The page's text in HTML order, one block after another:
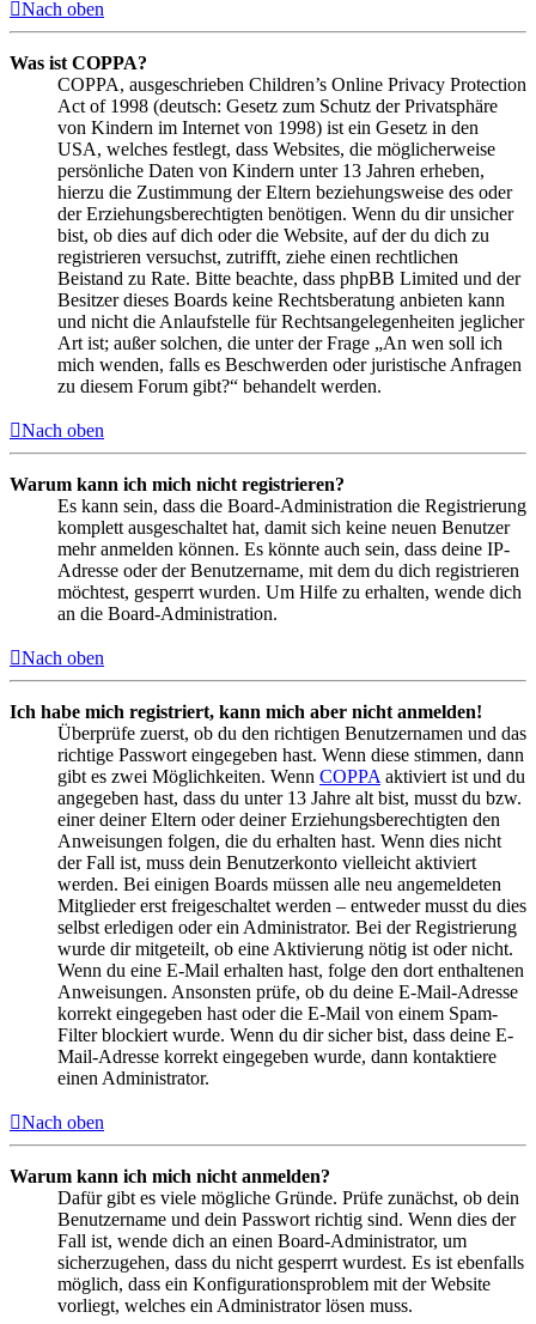
Nach oben
Was ist COPPA?
COPPA, ausgeschrieben Children’s Online Privacy Protection
Act of 1998 (deutsch: Gesetz zum Schutz der Privatsphäre
von Kindern im Internet von 1998) ist ein Gesetz in den
USA, welches festlegt, dass Websites, die möglicherweise
persönliche Daten von Kindern unter 13 Jahren erheben,
hierzu die Zustimmung der Eltern beziehungsweise des oder
der Erziehungsberechtigten benötigen. Wenn du dir unsicher
bist, ob dies auf dich oder die Website, auf der du dich zu
registrieren versuchst, zutrifft, ziehe einen rechtlichen
Beistand zu Rate. Bitte beachte, dass phpBB Limited und der
Besitzer dieses Boards keine Rechtsberatung anbieten kann
und nicht die Anlaufstelle für Rechtsangelegenheiten jeglicher
Art ist; außer solchen, die unter der Frage „An wen soll ich
mich wenden, falls es Beschwerden oder juristische Anfragen
zu diesem Forum gibt?“ behandelt werden.
Nach oben
Warum kann ich mich nicht registrieren?
Es kann sein, dass die Board-Administration die Registrierung
komplett ausgeschaltet hat, damit sich keine neuen Benutzer
mehr anmelden können. Es könnte auch sein, dass deine IP-
Adresse oder der Benutzername, mit dem du dich registrieren
möchtest, gesperrt wurden. Um Hilfe zu erhalten, wende dich
an die Board-Administration.
Nach oben
Ich habe mich registriert, kann mich aber nicht anmelden!
Überprüfe zuerst, ob du den richtigen Benutzernamen und das
richtige Passwort eingegeben hast. Wenn diese stimmen, dann
gibt es zwei Möglichkeiten. Wenn COPPA aktiviert ist und du
angegeben hast, dass du unter 13 Jahre alt bist, musst du bzw.
einer deiner Eltern oder deiner Erziehungsberechtigten den
Anweisungen folgen, die du erhalten hast. Wenn dies nicht
der Fall ist, muss dein Benutzerkonto vielleicht aktiviert
werden. Bei einigen Boards müssen alle neu angemeldeten
Mitglieder erst freigeschaltet werden – entweder musst du dies
selbst erledigen oder ein Administrator. Bei der Registrierung
wurde dir mitgeteilt, ob eine Aktivierung nötig ist oder nicht.
Wenn du eine E-Mail erhalten hast, folge den dort enthaltenen
Anweisungen. Ansonsten prüfe, ob du deine E-Mail-Adresse
korrekt eingegeben hast oder die E-Mail von einem Spam-
Filter blockiert wurde. Wenn du dir sicher bist, dass deine E-
Mail-Adresse korrekt eingegeben wurde, dann kontaktiere
einen Administrator.
Nach oben
Warum kann ich mich nicht anmelden?
Dafür gibt es viele mögliche Gründe. Prüfe zunächst, ob dein
Benutzername und dein Passwort richtig sind. Wenn dies der
Fall ist, wende dich an einen Board-Administrator, um
sicherzugehen, dass du nicht gesperrt wurdest. Es ist ebenfalls
möglich, dass ein Konfigurationsproblem mit der Website
vorliegt, welches ein Administrator lösen muss.